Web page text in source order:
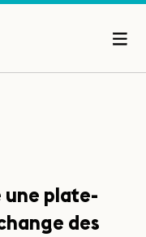
une plate-
des